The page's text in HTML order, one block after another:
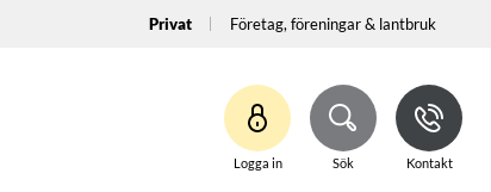
Privat Företag, föreningar & lantbruk
Logga in Sök Kontakt